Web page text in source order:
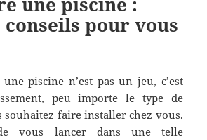
conseils pour vous
piscine n’est pas un jeu, c’est
peu importe le type de
souhaitez faire installer chez vous.
vous lancer dans une telle